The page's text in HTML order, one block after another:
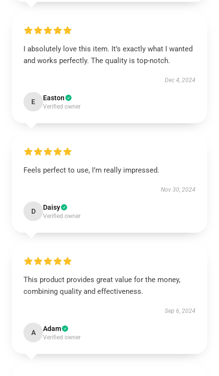
I absolutely love this item. It’s exactly what I wanted
and works perfectly. The quality is top-notch.
Dec 4, 2024
E Easton
Verified owner
Feels perfect to use, I’m really impressed.
Nov 30, 2024
D Daisy
Verified owner
This product provides great value for the money,
combining quality and effectiveness.
Sep 6, 2024
A Adam
Verified owner